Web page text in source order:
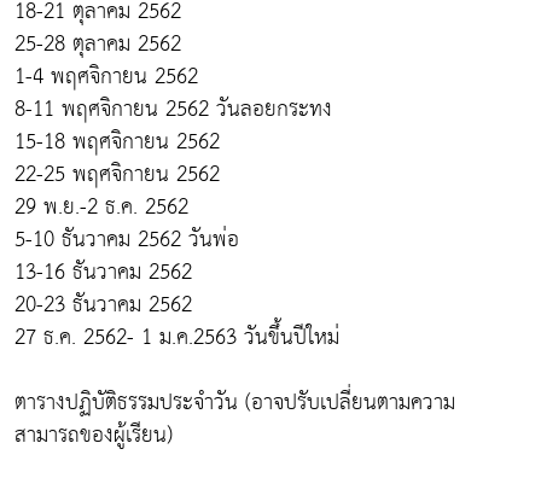
18-21 ตุลาคม 2562
25-28 ตุลาคม 2562
1-4 พฤศจิกายน 2562
8-11 พฤศจิกายน 2562 วันลอยกระทง
15-18 พฤศจิกายน 2562
22-25 พฤศจิกายน 2562
29 พ.ย.-2 ธ.ค. 2562
5-10 ธันวาคม 2562 วันพ่อ
13-16 ธันวาคม 2562
20-23 ธันวาคม 2562
27 ธ.ค. 2562- 1 ม.ค.2563 วันขึ้นปีใหม่
ตารางปฏิบัติธรรมประจำวัน (อาจปรับเปลี่ยนตามความ
สามารถของผู้เรียน)